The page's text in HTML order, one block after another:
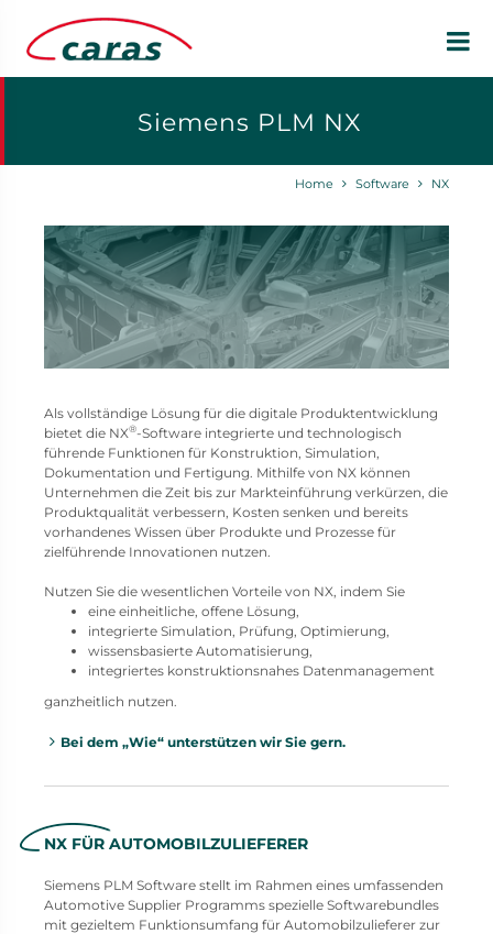
Siemens PLM NX
Home Software NX
Als vollständige Lösung für die digitale Produktentwicklung
bietet die NX®-Software integrierte und technologisch
führende Funktionen für Konstruktion, Simulation,
Dokumentation und Fertigung. Mithilfe von NX können
Unternehmen die Zeit bis zur Markteinführung verkürzen, die
Produktqualität verbessern, Kosten senken und bereits
vorhandenes Wissen über Produkte und Prozesse für
zielführende Innovationen nutzen.
Nutzen Sie die wesentlichen Vorteile von NX, indem Sie
eine einheitliche, offene Lösung,
integrierte Simulation, Prüfung, Optimierung,
wissensbasierte Automatisierung,
integriertes konstruktionsnahes Datenmanagement
ganzheitlich nutzen.
Bei dem „Wie“ unterstützen wir Sie gern.
NX FÜR AUTOMOBILZULIEFERER
Siemens PLM Software stellt im Rahmen eines umfassenden
Automotive Supplier Programms spezielle Softwarebundles
mit gezieltem Funktionsumfang für Automobilzulieferer zur